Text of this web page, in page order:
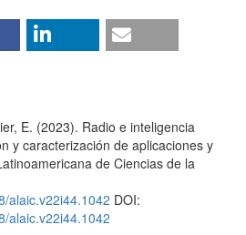
E. (2023). Radio e inteligencia
y caracterización de aplicaciones y
de Ciencias de la
alaic.v22i44.1042 DOI:
alaic.v22i44.1042